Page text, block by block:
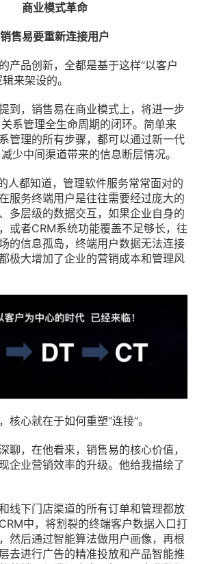
商业模式革命
销售易要重新连接用户
产品创新，全都是基于这样“以客户
来架设的。
到，销售易在商业模式上，将进一步
系管理全生命周期的闭环。简单来
管理的所有步骤，都可以通过新一代
少中间渠道带来的信息断层情况。
人都知道，管理软件服务常常面对的
服务终端用户是往往需要经过庞大的
多层级的数据交互，如果企业自身的
或者CRM系统功能覆盖不足够长，往
的信息孤岛，终端用户数据无法连接
极大增加了企业的营销成本和管理风
核心就在于如何重塑“连接”。
聊，在他看来，销售易的核心价值，
企业营销效率的升级。他给我描绘了
线下门店渠道的所有订单和管理都放
中，将割裂的终端客户数据入口打
然后通过智能算法做用户画像，再根
去进行广告的精准投放和产品智能推